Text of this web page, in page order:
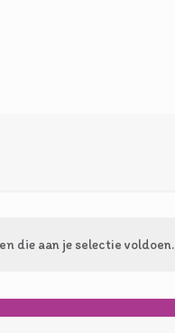
die aan je selectie voldoen.